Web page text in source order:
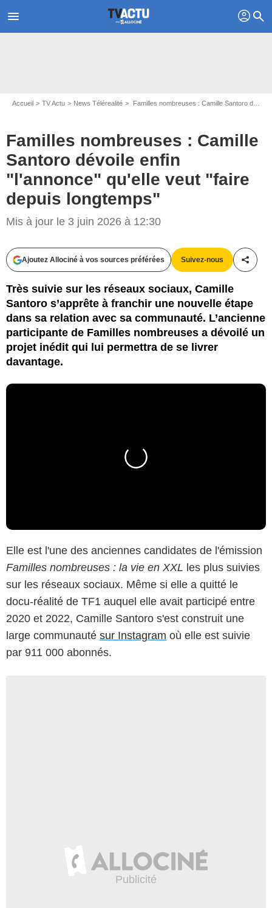
menu profil search
Accueil TV Actu News Télérealité Familles nombreuses : Camille Santoro dévoile enfin "l'annonce" qu'elle veut "faire depuis longtemps"
Familles nombreuses : Camille
Santoro dévoile enfin
"l'annonce" qu'elle veut "faire
depuis longtemps"
Mis à jour le 3 juin 2026 à 12:30
Ajoutez Allociné à vos sources préférées Suivez-nous
Très suivie sur les réseaux sociaux, Camille
Santoro s’apprête à franchir une nouvelle étape
dans sa relation avec sa communauté. L’ancienne
participante de Familles nombreuses a dévoilé un
projet inédit qui lui permettra de se livrer
davantage.
Elle est l'une des anciennes candidates de l'émission
Familles nombreuses : la vie en XXL les plus suivies
sur les réseaux sociaux. Même si elle a quitté le
docu-réalité de TF1 auquel elle avait participé entre
2020 et 2022, Camille Santoro s'est construit une
large communauté sur Instagram où elle est suivie
par 911 000 abonnés.